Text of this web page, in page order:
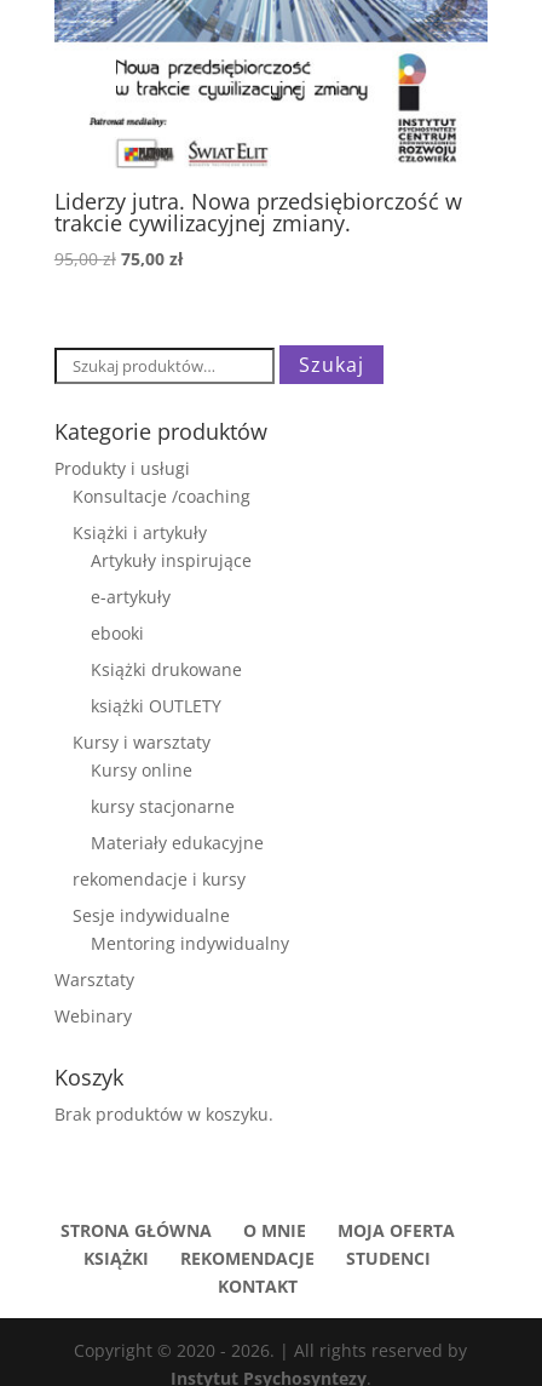
Liderzy jutra. Nowa przedsiębiorczość w
trakcie cywilizacyjnej zmiany.
95,00zł Pierwotna
75,00 złAktualna
Szukaj: Szukaj
Kategorie produktów
Produkty i usługi
Konsultacje /coaching
Książki i artykuły
Artykuły inspirujące
e-artykuły
ebooki
Książki drukowane
książki OUTLETY
Kursy i warsztaty
Kursy online
kursy stacjonarne
Materiały edukacyjne
rekomendacje i kursy
Sesje indywidualne
Mentoring indywidualny
Warsztaty
Webinary
Koszyk
Brak produktów w koszyku.
STRONA GŁÓWNA O MNIE
MOJA OFERTA
KSIĄŻKI
REKOMENDACJE
STUDENCI
KONTAKT
Copyright © 2020 - 2026. | All rights reserved by
Instytut Psychosyntezy.